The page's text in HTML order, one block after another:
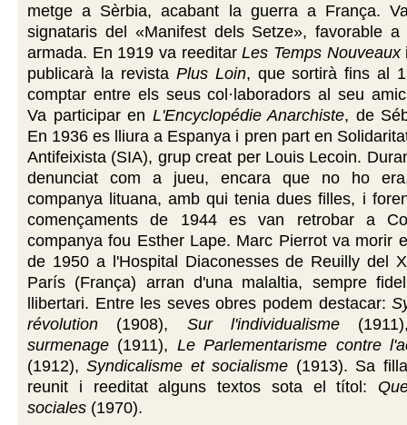
metge a Sèrbia, acabant la guerra a França.
signataris del «Manifest dels Setze», favorable a
armada. En 1919 va reeditarLes Temps Nouveauxi
publicarà la revista Plus Loin, que sortirà fins al
comptar entre els seus col·laboradors al seu
Va participar en L'Encyclopédie Anarchiste, de
En 1936 es lliura a Espanya i pren part en
Antifeixista (SIA), grup creat per Louis Lecoin.
denunciat com a jueu, encara que no ho
companya lituana, amb qui tenia dues filles, i
començaments de 1944 es van retrobar a
companya fou Esther Lape. Marc Pierrot va morir
de 1950 a l'Hospital Diaconesses de Reuilly del
París (França) arran d'una malaltia, sempre
llibertari. Entre les seves obres podem destacar:
révolution (1908), Sur l'individualisme
surmenage (1911), Le Parlementarisme contre
(1912),Syndicalisme et socialisme (1913). Sa
reunit i reeditat alguns textos sota el títol:
sociales (1970).